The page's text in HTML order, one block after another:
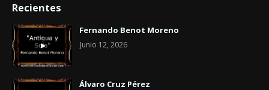
Recientes
Fernando Benot Moreno
Junio 12, 2026
Álvaro Cruz Pérez